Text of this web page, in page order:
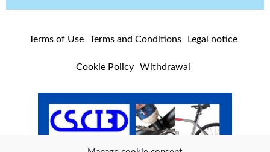
m
Terms of Use Terms and Conditions Legal notice
Cookie Policy Withdrawal